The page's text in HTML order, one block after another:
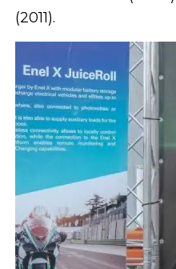
(2011).